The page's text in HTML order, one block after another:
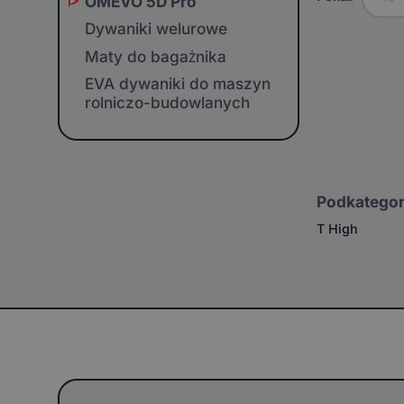
Dywaniki welurowe
Maty do bagażnika
EVA dywaniki do maszyn
rolniczo-budowlanych
T High